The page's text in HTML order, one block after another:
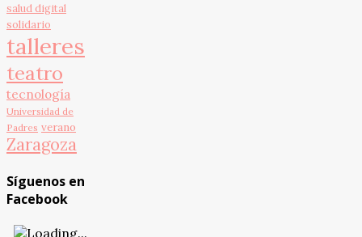
salud digital
solidario
talleres
teatro
tecnología
Universidad de
Padres verano
Zaragoza
Síguenos en
Facebook